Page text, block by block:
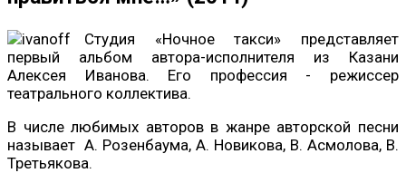
Студия «Ночное такси» представляет
первый альбом автора-исполнителя из Казани
Алексея Иванова. Его профессия - режиссер
театрального коллектива.
В числе любимых авторов в жанре авторской песни
называет А. Розенбаума, А. Новикова, В. Асмолова, В.
Третьякова.